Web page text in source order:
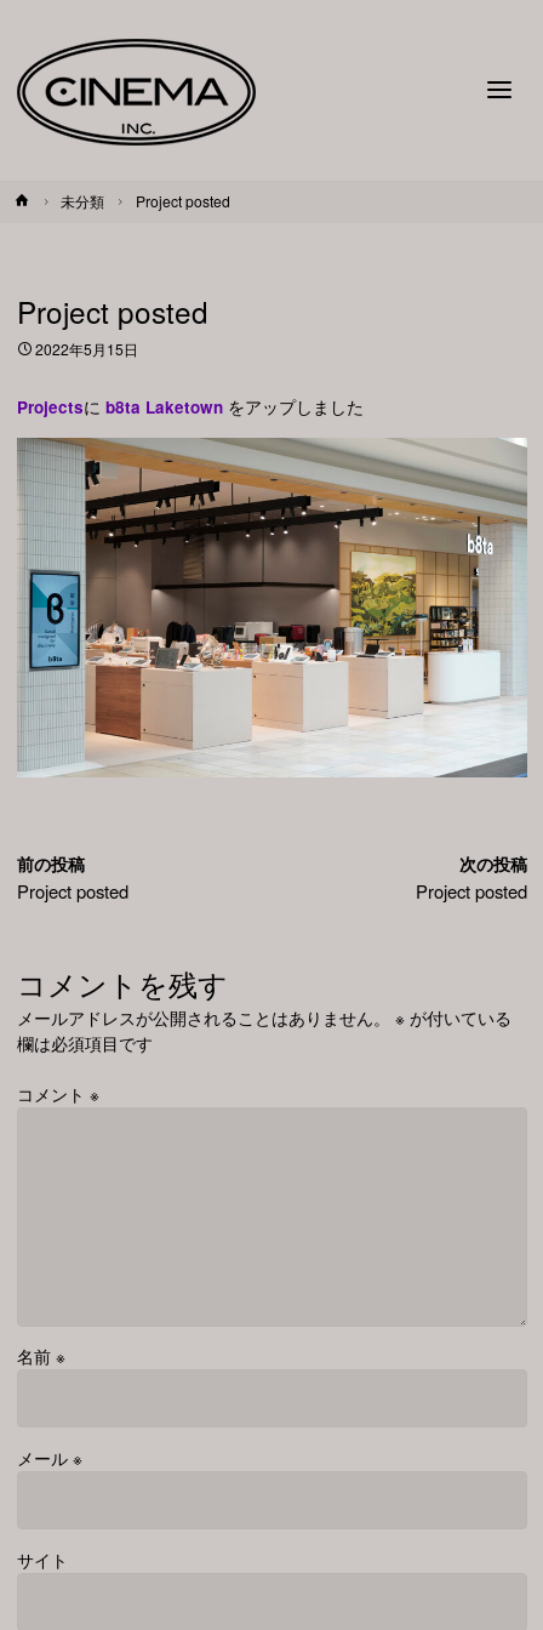
ホ
未分類 Project posted
Project posted
2022年5月15日
Projectsに b8ta Laketownをアップしました
前の投稿
Project posted
次の投稿
Project posted
コメントを残す
メールアドレスが公開されることはありません。 ※が付いている
欄は必須項目です
コメント ※
名前 ※
メール ※
サイト